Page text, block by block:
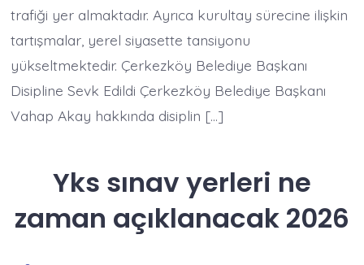
trafiği yer almaktadır. Ayrıca kurultay sürecine ilişkin
tartışmalar, yerel siyasette tansiyonu
yükseltmektedir. Çerkezköy Belediye Başkanı
Disipline Sevk Edildi Çerkezköy Belediye Başkanı
Vahap Akay hakkında disiplin […]
Yks sınav yerleri ne
zaman açıklanacak 2026